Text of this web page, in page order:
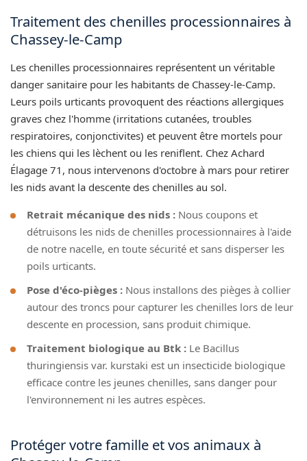
Traitement des chenilles processionnaires à
Chassey-le-Camp
Les chenilles processionnaires représentent un véritable
danger sanitaire pour les habitants de Chassey-le-Camp.
Leurs poils urticants provoquent des réactions allergiques
graves chez l'homme (irritations cutanées, troubles
respiratoires, conjonctivites) et peuvent être mortels pour
les chiens qui les lèchent ou les reniflent. Chez Achard
Élagage 71, nous intervenons d'octobre à mars pour retirer
les nids avant la descente des chenilles au sol.
Retrait mécanique des nids : Nous coupons et
détruisons les nids de chenilles processionnaires à l'aide
de notre nacelle, en toute sécurité et sans disperser les
poils urticants.
Pose d'éco-pièges : Nous installons des pièges à collier
autour des troncs pour capturer les chenilles lors de leur
descente en procession, sans produit chimique.
Traitement biologique au Btk : Le Bacillus
thuringiensis var. kurstaki est un insecticide biologique
efficace contre les jeunes chenilles, sans danger pour
l'environnement ni les autres espèces.
Protéger votre famille et vos animaux à